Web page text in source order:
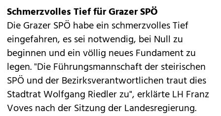
Schmerzvolles Tief für Grazer SPÖ
Die Grazer SPÖ habe ein schmerzvolles Tief
eingefahren, es sei notwendig, bei Null zu
beginnen und ein völlig neues Fundament zu
legen. "Die Führungsmannschaft der steirischen
SPÖ und der Bezirksverantwortlichen traut dies
Stadtrat Wolfgang Riedler zu", erklärte LH Franz
Voves nach der Sitzung der Landesregierung.